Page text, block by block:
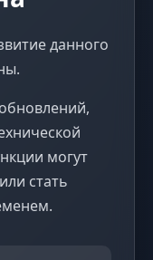
данного
могут
стать